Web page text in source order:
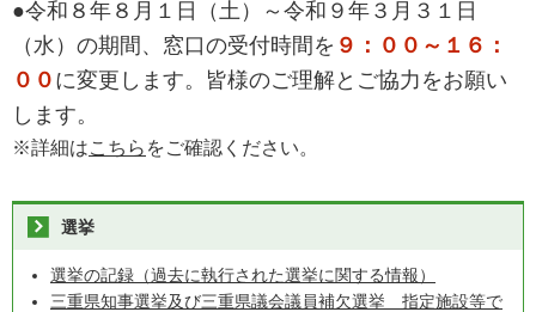
●令和８年８月１日（土）～令和９年３月３１日
（水）の期間、窓口の受付時間を ９：００～１６：
００ に変更します。皆様のご理解とご協力をお願い
します。
※詳細はこちら をご確認ください。
選挙
選挙の記録（過去に執行された選挙に関する情報）
三重県知事選挙及び三重県議会議員補欠選挙 指定施設等で